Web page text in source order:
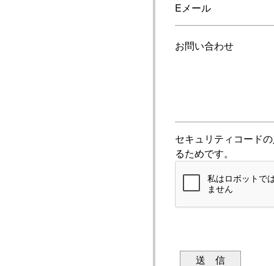
Eメール
お問い合わせ
セキュリティコード
るためです。